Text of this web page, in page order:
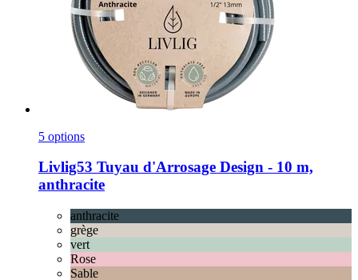
5 options
Livlig53 Tuyau d'Arrosage Design -​ 10 m,
anthracite
anthracite
grège
vert
Rose
Sable